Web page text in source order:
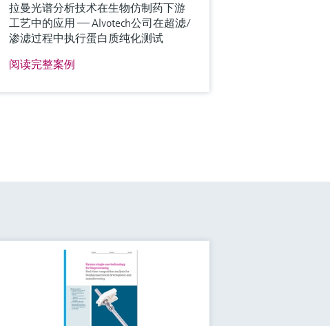
拉曼光谱分析技术在生物仿制药下游
工艺中的应用 —— Alvotech公司在超滤/
渗滤过程中执行蛋白质纯化测试
阅读完整案例